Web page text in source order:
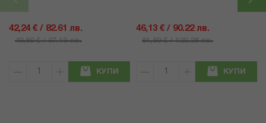
42,24 € / 82.61 лв.
49,69 € / 97.19 лв.
КУПИ
46,13 € / 90.22 лв.
61,50 € / 120.28 лв.
КУПИ